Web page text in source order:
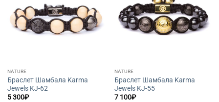
желаний
NATURE
Браслет Шамбала Karma
Jewels KJ-62
5 300₽
желаний
NATURE
Браслет Шамбала Karma
Jewels KJ-55
7 100₽